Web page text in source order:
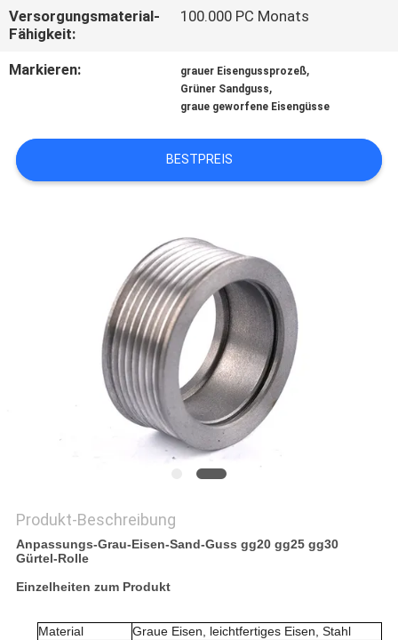
NEUIGKEITEN
BITTE UM
ANGEBOT
SITEMAP
DATENSCHUTZRICHTLINIE
Versorgungsmaterial-
Fähigkeit:
100.000 PC Monats
Markieren: grauer Eisengussprozeß,
Grüner Sandguss,
graue geworfene Eisengüsse
BESTPREIS
Produkt-Beschreibung
Anpassungs-Grau-Eisen-Sand-Guss gg20 gg25 gg30
Gürtel-Rolle
Einzelheiten zum Produkt
Material
Graue Eisen, leichtfertiges Eisen, Stahl